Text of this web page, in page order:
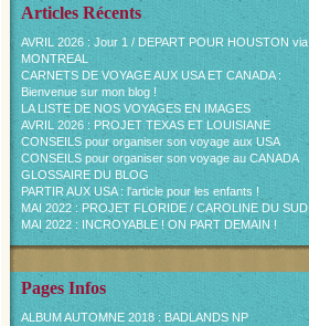
Articles Récents
AVRIL 2026 : Jour 1 / DEPART POUR HOUSTON via
MONTREAL
CARNETS DE VOYAGE AUX USA ET CANADA :
Bienvenue sur mon blog !
LA LISTE DE NOS VOYAGES EN IMAGES
AVRIL 2026 : PROJET TEXAS ET LOUISIANE
CONSEILS pour organiser son voyage aux USA
CONSEILS pour organiser son voyage au CANADA
GLOSSAIRE DU BLOG
PARTIR AUX USA : l'article pour les enfants !
MAI 2022 : PROJET FLORIDE / CAROLINE DU SUD
MAI 2022 : INCROYABLE ! ON PART DEMAIN !
Pages Infos
ALBUM AUTOMNE 2018 : BADLANDS NP